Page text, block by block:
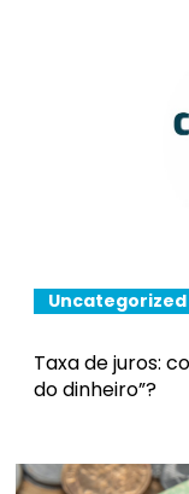
Uncategorized
Taxa de juros:
do dinheiro”?